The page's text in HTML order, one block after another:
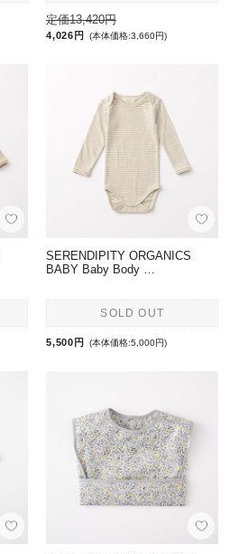
定価13,420円
4,026円 (本体価格:3,660円)
SERENDIPITY ORGANICS
BABY Baby Body …
SOLD OUT
5,500円 (本体価格:5,000円)